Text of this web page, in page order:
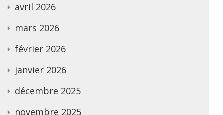
avril 2026
mars 2026
février 2026
janvier 2026
décembre 2025
novembre 2025